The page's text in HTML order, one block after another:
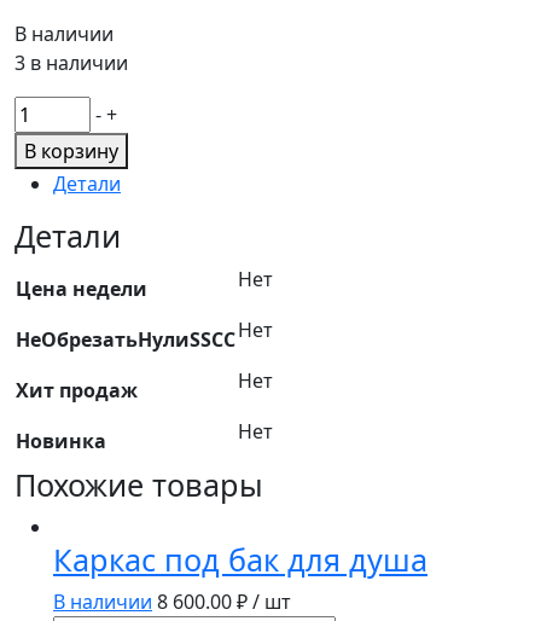
В наличии
3 в наличии
Количество
товара
Шторка
для
душевой
кабины
ШКД-1
-+
В корзину
Детали
Детали
Цена недели Нет
НеОбрезатьНулиSSCCНет
Хит продаж Нет
Новинка Нет
Похожие товары
Каркас под бак для душа
В наличии 8 600.00₽ / шт